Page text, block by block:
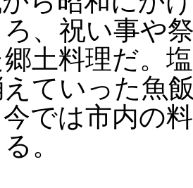
、祝い事や
土料理だ。
ていった魚
では市内の
。